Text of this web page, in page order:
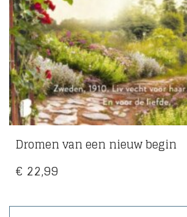
Dromen van een nieuw begin
€ 22,99